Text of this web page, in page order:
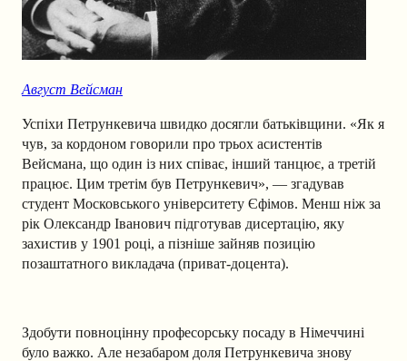
Август Вейсман
Успіхи Петрункевича швидко досягли батьківщини. «Як я
чув, за кордоном говорили про трьох асистентів
Вейсмана, що один із них співає, інший танцює, а третій
працює. Цим третім був Петрункевич», — згадував
студент Московського університету Єфімов. Менш ніж за
рік Олександр Іванович підготував дисертацію, яку
захистив у 1901 році, а пізніше зайняв позицію
позаштатного викладача (приват-доцента).
Здобути повноцінну професорську посаду в Німеччині
було важко. Але незабаром доля Петрункевича знову